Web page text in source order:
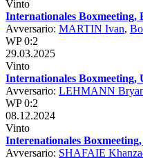
Vinto
Internationales Boxmeeting,
Avversario: MARTIN Ivan,
WP 0:2
29.03.2025
Vinto
Internationales Boxmeeting,
Avversario: LEHMANN
WP 0:2
08.12.2024
Vinto
Interenationales
Avversario: SHAFAIE